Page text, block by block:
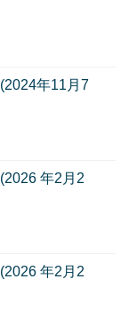
年11月7
年2月2
年2月2